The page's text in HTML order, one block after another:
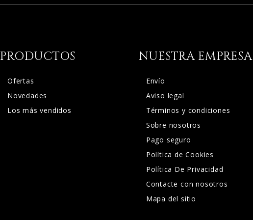
PRODUCTOS
Ofertas
Novedades
Los más vendidos
NUESTRA EMPRESA
Envío
Aviso legal
Términos y condiciones
Sobre nosotros
Pago seguro
Política de Cookies
Política De Privacidad
Contacte con nosotros
Mapa del sitio